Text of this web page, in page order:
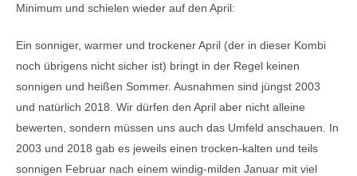
Minimum und schielen wieder auf den April:
Ein sonniger, warmer und trockener April (der in dieser Kombi
noch übrigens nicht sicher ist) bringt in der Regel keinen
sonnigen und heißen Sommer. Ausnahmen sind jüngst 2003
und natürlich 2018. Wir dürfen den April aber nicht alleine
bewerten, sondern müssen uns auch das Umfeld anschauen. In
2003 und 2018 gab es jeweils einen trocken-kalten und teils
sonnigen Februar nach einem windig-milden Januar mit viel